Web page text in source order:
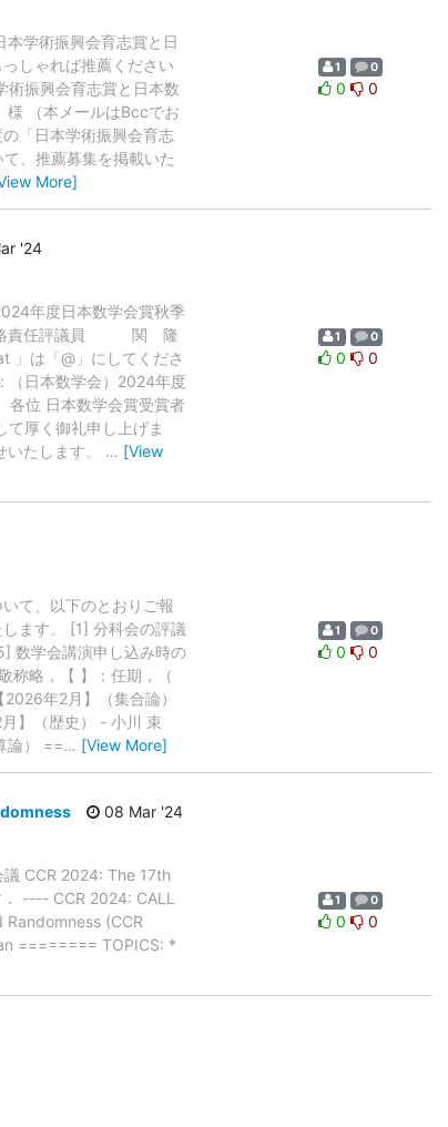
学術振興会育志賞と日
しゃれば推薦ください
振興会育志賞と日本数
（本メールはBccでお
「日本学術振興会育志
、推薦募集を掲載いた
More]
1 0
0 0
'24
年度日本数学会賞秋季
連絡責任評議員 関 隆
は「@」にしてくださ
日本数学会）2024年度
位 日本数学会賞受賞者
て厚く御礼申し上げま
たします。 … [View
1 0
0 0
て、以下のとおりご報
ます。 [1] 分科会の評議
数学会講演申し込み時の
略，【 】：任期，（
年2月】（集合論）
月】（歴史） - 小川 束
論） ==… [View More]
1 0
0 0
08 Mar '24
議 CCR 2024: The 17th
---- CCR 2024: CALL
(CCR
======== TOPICS: *
1 0
0 0